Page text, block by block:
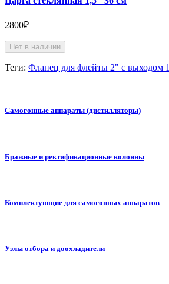
2800₽
Нет в наличии
Теги: Фланец для флейты 2" с выходом 1
Самогонные аппараты (дистилляторы)
Бражные и ректификационные колонны
Комплектующие для самогонных аппаратов
Узлы отбора и доохладители